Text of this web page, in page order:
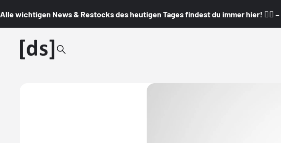
Alle wichtigen News & Restocks des heutigen Tages findest du immer hier! 👇🏼 –